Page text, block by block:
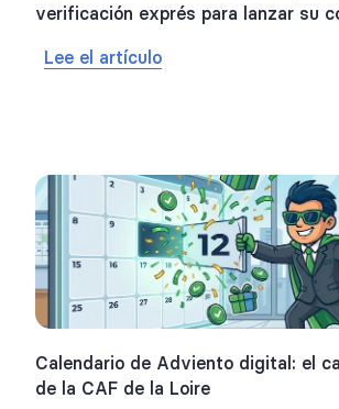
verificación exprés para lanzar su
Lee el artículo
Calendario de Adviento digital: el
de la CAF de la Loire